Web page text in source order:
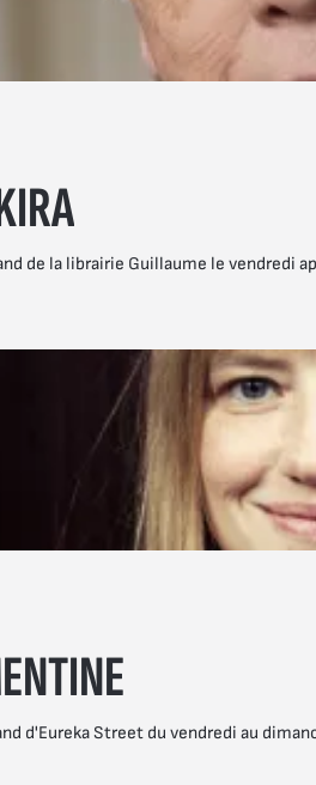
de la librairie Guillaume le vendredi
d'Eureka Street du vendredi au